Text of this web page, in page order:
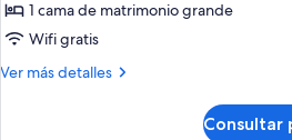
Child)
3
Adults
1
1
cama
matrimonio
1 cama de matrimonio grande
Wifi gratis
Ver más detalles
Más
Consultar